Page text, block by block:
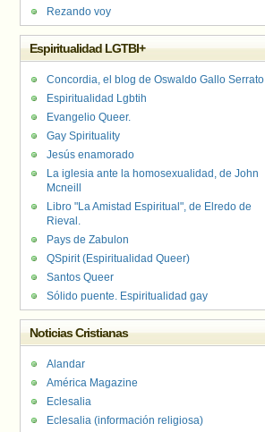
Rezando voy
Espiritualidad LGTBI+
Concordia, el blog de Oswaldo Gallo Serrato
Espiritualidad Lgbtih
Evangelio Queer.
Gay Spirituality
Jesús enamorado
La iglesia ante la homosexualidad, de John
Mcneill
Libro "La Amistad Espiritual", de Elredo de
Rieval.
Pays de Zabulon
QSpirit (Espiritualidad Queer)
Santos Queer
Sólido puente. Espiritualidad gay
Noticias Cristianas
Alandar
América Magazine
Eclesalia
Eclesalia (información religiosa)